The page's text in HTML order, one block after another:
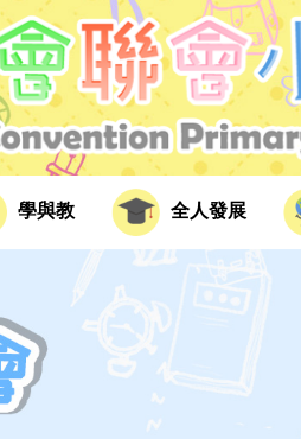
學與教 全人發展